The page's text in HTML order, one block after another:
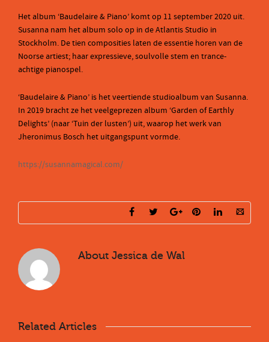
Het album ‘Baudelaire & Piano’ komt op 11 september 2020 uit.
Susanna nam het album solo op in de Atlantis Studio in
Stockholm. De tien composities laten de essentie horen van de
Noorse artiest; haar expressieve, soulvolle stem en trance-
achtige pianospel.
‘Baudelaire & Piano’ is het veertiende studioalbum van Susanna.
In 2019 bracht ze het veelgeprezen album ‘Garden of Earthly
Delights’ (naar ‘Tuin der lusten’) uit, waarop het werk van
Jheronimus Bosch het uitgangspunt vormde.
https://susannamagical.com/
About Jessica de Wal
Related Articles